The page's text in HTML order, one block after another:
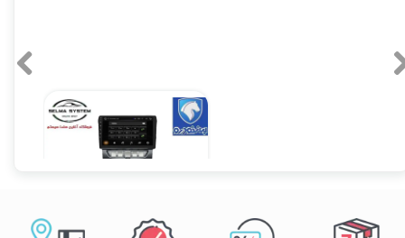
مانیتور فابریک رانا و رانا پلاس اندروید فول تاچ مدل T3L
۱۲,۹۰۰,۰۰۰ تومان